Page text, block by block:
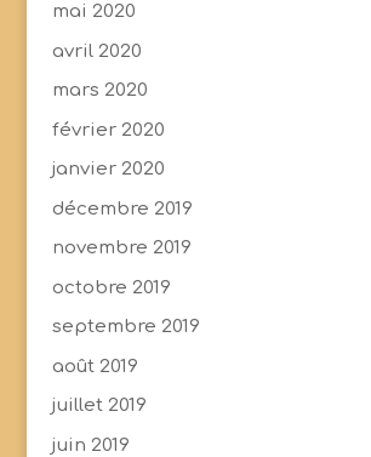
mai 2020
avril 2020
mars 2020
février 2020
janvier 2020
décembre 2019
novembre 2019
octobre 2019
septembre 2019
août 2019
juillet 2019
juin 2019